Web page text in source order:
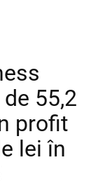
55,2
profit
lei în